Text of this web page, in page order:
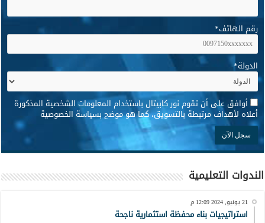
رقم الهاتف*
الدولة*
* أوافق على أن تقوم نور كابيتال باستخدام المعلومات الشخصية المذكورة
أعلاه لأهداف مرتبطة بالتسويق، كما هو موضح بسياسة الخصوصية
الندوات التعليمية
21 يونيو, 2024 12:09 م
استراتيجيات بناء محفظة استثمارية ناجحة